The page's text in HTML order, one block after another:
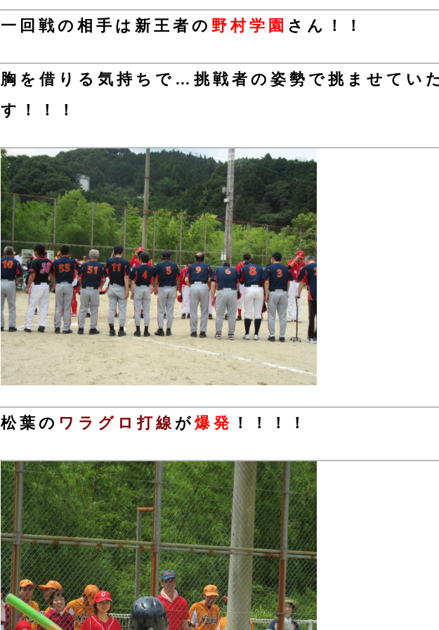
一回戦の相手は新王者の 野村学園 さん！！
胸を借りる気持ちで…挑戦者の姿勢で挑ませてい
す！！！
松葉の ワラグロ打線 が爆発 ！！！！